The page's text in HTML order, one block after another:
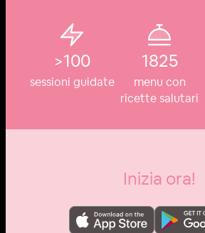
>100 1825
sessioni guidate
menu con
ricette salutari
Inizia ora!